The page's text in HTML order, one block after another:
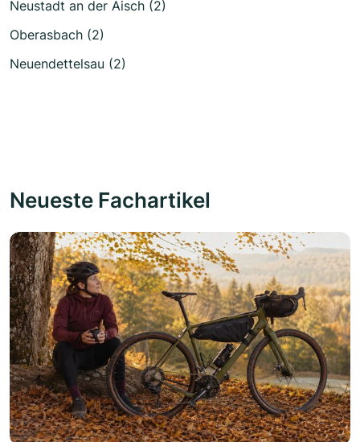
Neustadt an der Aisch (2)
Oberasbach (2)
Neuendettelsau (2)
Neueste Fachartikel